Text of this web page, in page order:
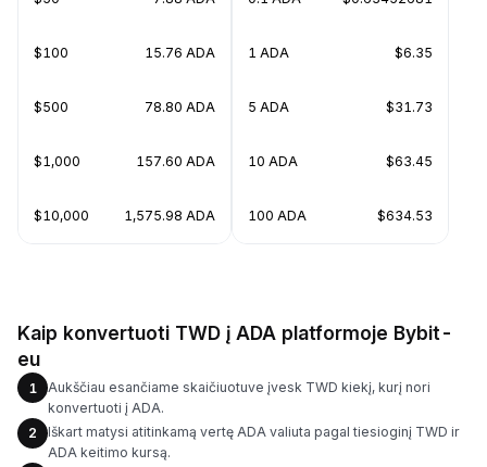
$100 15.76 ADA
$500 78.80 ADA
$1,000 157.60 ADA
$10,000 1,575.98 ADA
1 ADA $6.35
5 ADA $31.73
10 ADA $63.45
100 ADA $634.53
Kaip konvertuoti TWD į ADA platformoje Bybit-
eu
1
Aukščiau esančiame skaičiuotuve įvesk TWD kiekį, kurį nori
konvertuoti į ADA.
2
Iškart matysi atitinkamą vertę ADA valiuta pagal tiesioginį TWD ir
ADA keitimo kursą.